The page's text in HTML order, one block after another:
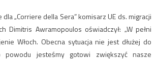
„Corriere della Sera” komisarz UE ds. migracji
Dimitris Awramopoulos oświadczył: „W pełni
Włoch. Obecna sytuacja nie jest dłużej do
powodu jesteśmy gotowi zwiększyć nasze